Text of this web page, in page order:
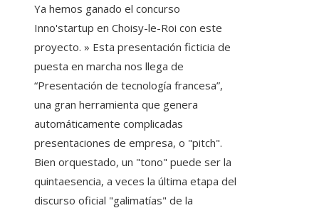
Ya hemos ganado el concurso
Inno'startup en Choisy-le-Roi con este
proyecto. » Esta presentación ficticia de
puesta en marcha nos llega de
“Presentación de tecnología francesa”,
una gran herramienta que genera
automáticamente complicadas
presentaciones de empresa, o "pitch".
Bien orquestado, un "tono" puede ser la
quintaesencia, a veces la última etapa del
discurso oficial "galimatías" de la